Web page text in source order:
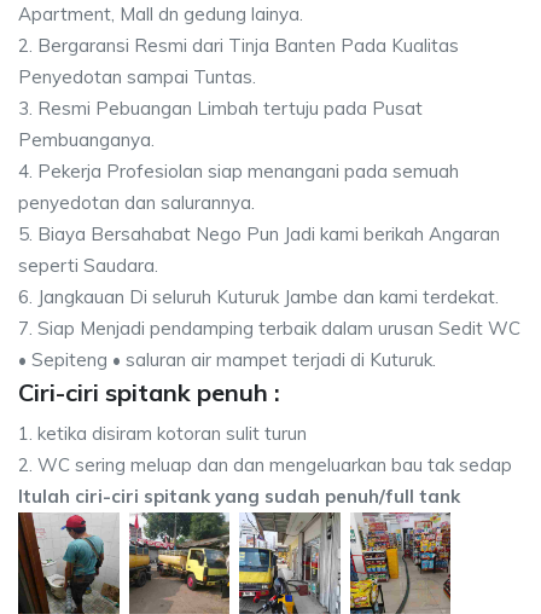
Apartment, Mall dn gedung lainya.
2. Bergaransi Resmi dari Tinja Banten Pada Kualitas
Penyedotan sampai Tuntas.
3. Resmi Pebuangan Limbah tertuju pada Pusat
Pembuanganya.
4. Pekerja Profesiolan siap menangani pada semuah
penyedotan dan salurannya.
5. Biaya Bersahabat Nego Pun Jadi kami berikah Angaran
seperti Saudara.
6. Jangkauan Di seluruh Kuturuk Jambe dan kami terdekat.
7. Siap Menjadi pendamping terbaik dalam urusan Sedit WC
• Sepiteng • saluran air mampet terjadi di Kuturuk.
Ciri-ciri spitank penuh :
1. ketika disiram kotoran sulit turun
2. WC sering meluap dan dan mengeluarkan bau tak sedap
Itulah ciri-ciri spitank yang sudah penuh/full tank